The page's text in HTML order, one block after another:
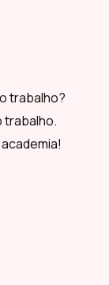
trabalho?
trabalho.